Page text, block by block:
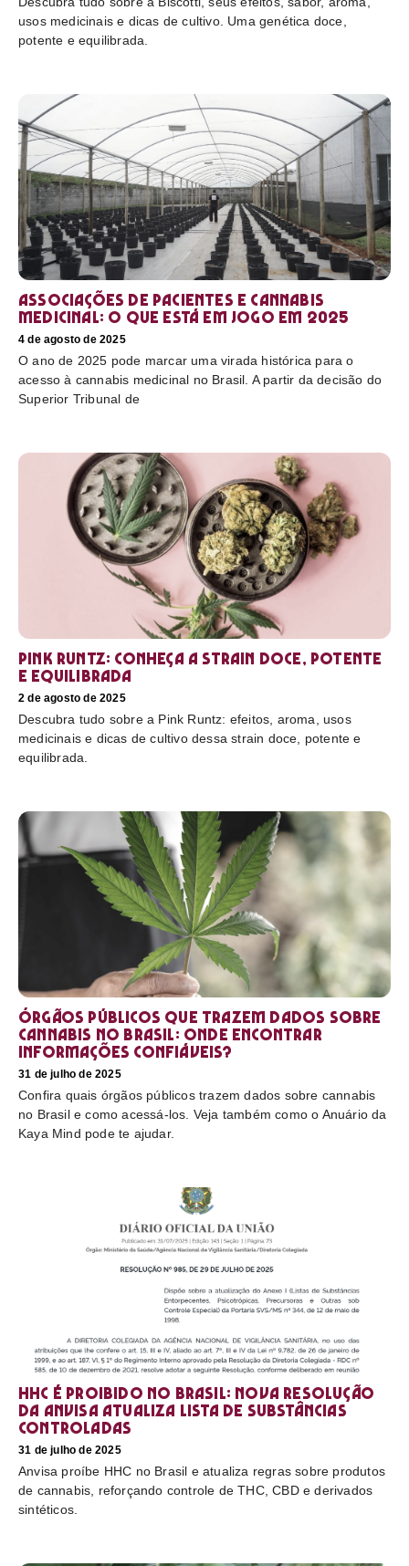
usos medicinais e dicas de cultivo. Uma genética doce,
potente e equilibrada.
Associações de pacientes e cannabis
medicinal: o que está em jogo em 2025
4 de agosto de 2025
O ano de 2025 pode marcar uma virada histórica para o
acesso à cannabis medicinal no Brasil. A partir da decisão do
Superior Tribunal de
Pink Runtz: conheça a strain doce, potente
e equilibrada
2 de agosto de 2025
Descubra tudo sobre a Pink Runtz: efeitos, aroma, usos
medicinais e dicas de cultivo dessa strain doce, potente e
equilibrada.
Órgãos públicos que trazem dados sobre
cannabis no Brasil: onde encontrar
informações confiáveis?
31 de julho de 2025
Confira quais órgãos públicos trazem dados sobre cannabis
no Brasil e como acessá-los. Veja também como o Anuário da
Kaya Mind pode te ajudar.
HHC é proibido no Brasil: nova resolução
da Anvisa atualiza lista de substâncias
controladas
31 de julho de 2025
Anvisa proíbe HHC no Brasil e atualiza regras sobre produtos
de cannabis, reforçando controle de THC, CBD e derivados
sintéticos.